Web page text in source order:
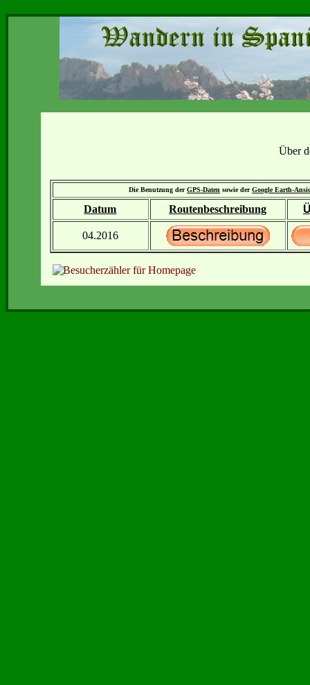
Über
Die Benutzung derGPS-Daten sowie derGoogle Earth-
Datum Routenbeschreibung
04.2016